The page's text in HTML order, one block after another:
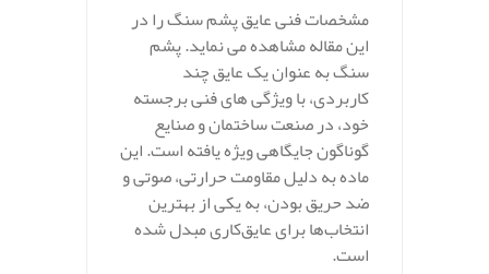
مشخصات فنی عایق پشم سنگ را در
این مقاله مشاهده می نماید. پشم
سنگ به عنوان یک عایق چند
کاربردی، با ویژگی‌ های فنی برجسته
خود، در صنعت ساختمان و صنایع
گوناگون جایگاهی ویژه یافته است. این
ماده به دلیل مقاومت حرارتی، صوتی و
ضد حریق بودن، به یکی از بهترین
انتخاب‌ها برای عایق‌کاری مبدل شده
است.